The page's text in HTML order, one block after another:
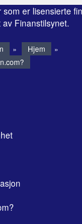
er lisensierte
Finanstilsynet.
» Hjem
»